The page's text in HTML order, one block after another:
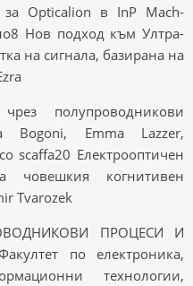
за Opticalion в InP Mach-
Нов подход към Ултра-
на сигнала, базирана на
полупроводникови
Bogoni, Emma Lazzer,
scaffa20 Електрооптичен
когнитивен
Tvarozek
ПРОЦЕСИ И
по електроника,
технологии,